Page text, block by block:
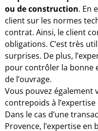
ou de construction. En
client sur les normes
contrat. Ainsi, le client
obligations. C’est très
surprises. De plus,
pour contrôler la bonne
de l’ouvrage.
Vous pouvez également
contrepoids à
Dans le cas d’une
Provence, l’expertise